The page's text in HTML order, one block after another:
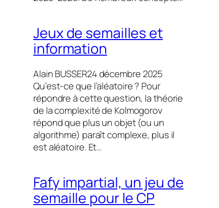
Jeux de semailles et
information
Alain BUSSER24 décembre 2025
Qu’est-ce que l’aléatoire ? Pour
répondre à cette question, la théorie
de la complexité de Kolmogorov
répond que plus un objet (ou un
algorithme) paraît complexe, plus il
est aléatoire. Et…
Fafy impartial, un jeu de
semaille pour le CP